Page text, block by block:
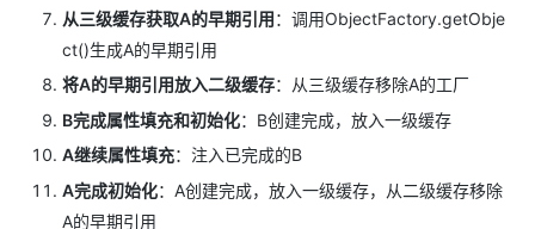
从三级缓存获取A的早期引用：调用ObjectFactory.getObje
ct()生成A的早期引用
将A的早期引用放入二级缓存：从三级缓存移除A的工厂
B完成属性填充和初始化：B创建完成，放入一级缓存
A继续属性填充：注入已完成的B
A完成初始化：A创建完成，放入一级缓存，从二级缓存移除
A的早期引用